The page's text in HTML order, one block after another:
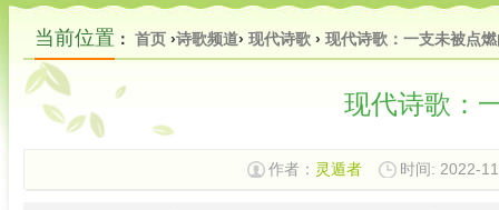
当前位置 ： 首页 ›诗歌频道› 现代诗歌 › 现代诗歌：一支未被点
现代诗歌：
作者： 灵遁者 时间: 2022-